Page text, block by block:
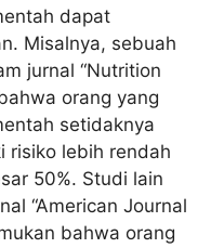
dapat
Misalnya, sebuah
jurnal “Nutrition
orang yang
setidaknya
risiko lebih rendah
50%. Studi lain
“American Journal
bahwa orang